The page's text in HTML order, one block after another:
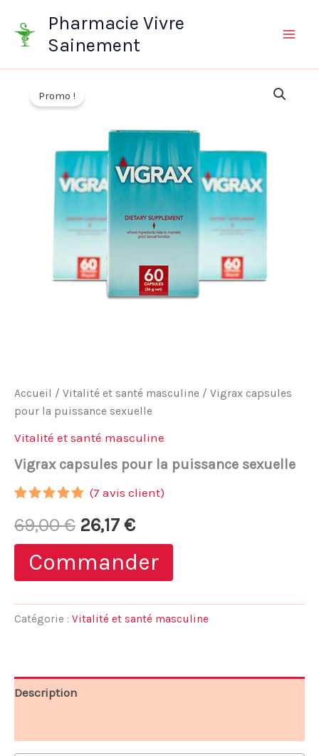
contenu
Pharmacie Vivre
Sainement
Promo !
Accueil / Vitalité et santé masculine / Vigrax capsules
pour la puissance sexuelle
Vitalité et santé masculine
Vigrax capsules pour la puissance sexuelle
sur 5
basé sur
notations
client
(7 avis client)
69,00€ Le
prix
initial
était :
26,17 €Le
prix
actuel
est :
Commander
Catégorie : Vitalité et santé masculine
Description